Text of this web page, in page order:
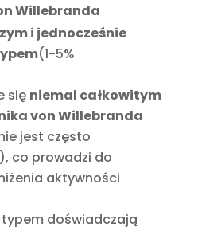
Willebranda
i jednocześnie
(1-5%
się niemal całkowitym
von Willebranda
jest często
co prowadzi do
aktywności
doświadczają